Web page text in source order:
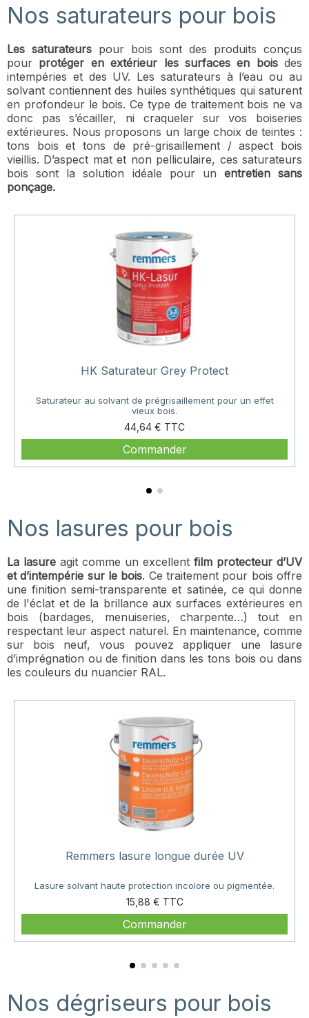
Nos saturateurs pour bois
Les saturateurs pour bois sont des produits conçus
pour protéger en extérieur les surfaces en boisdes
intempéries et des UV. Les saturateurs à l’eau ou au
solvant contiennent des huiles synthétiques qui saturent
en profondeur le bois. Ce type de traitement bois ne va
donc pas s’écailler, ni craqueler sur vos boiseries
extérieures. Nous proposons un large choix de teintes :
tons bois et tons de pré-grisaillement / aspect bois
vieillis. D’aspect mat et non pelliculaire, ces saturateurs
bois sont la solution idéale pour un entretien sans
ponçage.
HK Saturateur Grey Protect
Saturateur au solvant de prégrisaillement pour un effet
vieux bois.
44,64 €
Prix
Commander
Nos lasures pour bois
La lasure agit comme un excellent film protecteur d’UV
et d’intempérie sur le bois. Ce traitement pour bois offre
une finition semi-transparente et satinée, ce qui donne
de l'éclat et de la brillance aux surfaces extérieures en
bois (bardages, menuiseries, charpente…) tout en
respectant leur aspect naturel. En maintenance, comme
sur bois neuf, vous pouvez appliquer une lasure
d’imprégnation ou de finition dans les tons bois ou dans
les couleurs du nuancier RAL.
Remmers lasure longue durée UV
Lasure solvant haute protection incolore ou pigmentée.
15,88 €
Prix
Commander
Nos dégriseurs pour bois